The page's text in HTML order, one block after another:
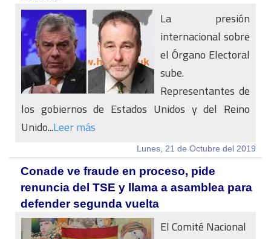
La presión
internacional sobre
el Órgano Electoral
sube.
Representantes de
los gobiernos de Estados Unidos y del Reino
Unido...Leer más
Lunes, 21 de Octubre del 2019
Conade ve fraude en proceso, pide
renuncia del TSE y llama a asamblea para
defender segunda vuelta
El Comité Nacional